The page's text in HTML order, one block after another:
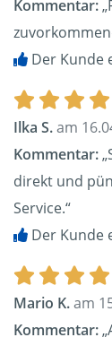
Kommentar:
Der Kunde
Ilka S.am
Kommentar:
direkt und
Service.“
Der Kunde
Mario K.am
Kommentar: